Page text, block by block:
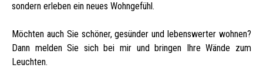
sondern erleben ein neues Wohngefühl.
Möchten auch Sie schöner, gesünder und lebenswerter wohnen?
Dann melden Sie sich bei mir und bringen Ihre Wände zum
Leuchten.